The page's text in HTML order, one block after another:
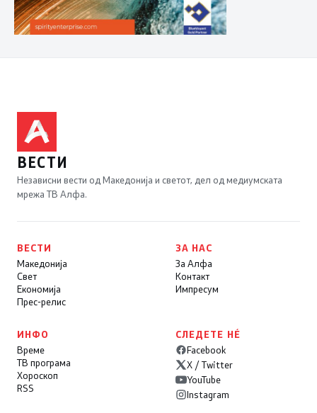
ВЕСТИ
Независни вести од Македонија и светот, дел од медиумската
мрежа ТВ Алфа.
ВЕСТИ
Македонија
Свет
Економија
Прес-релис
ЗА НАС
За Алфа
Контакт
Импресум
ИНФО
Време
ТВ програма
Хороскоп
RSS
СЛЕДЕТЕ НÉ
Facebook
X / Twitter
YouTube
Instagram